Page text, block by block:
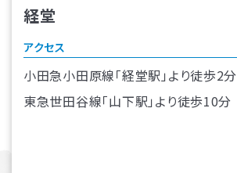
経堂
アクセス
小田急小田原線「経堂駅」より徒歩2分
東急世田谷線「山下駅」より徒歩10分